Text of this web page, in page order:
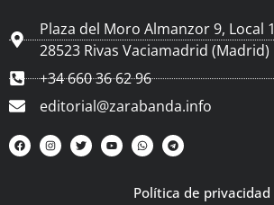
Plaza del Moro Almanzor 9, Local 1
28523 Rivas Vaciamadrid (Madrid)
+34 660 36 62 96
editorial@zarabanda.info
Política de privacidad